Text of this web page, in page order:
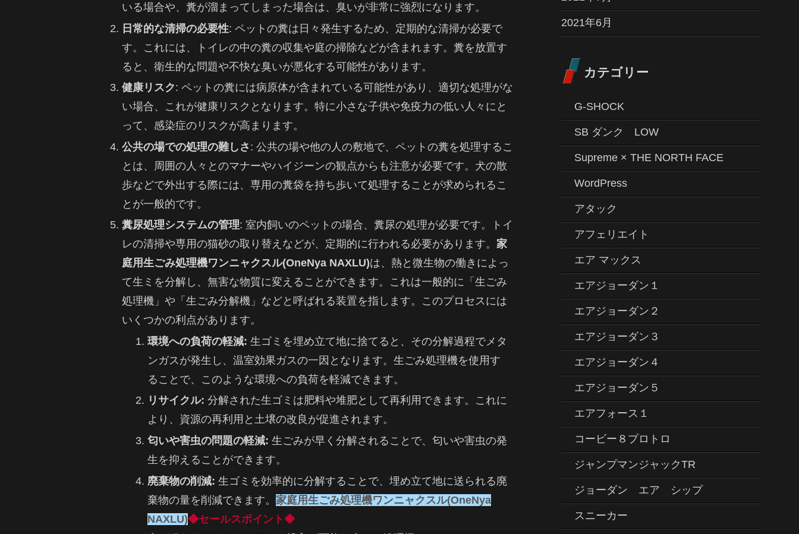
いる場合や、糞が溜まってしまった場合は、臭いが非常に強烈になります。
日常的な清掃の必要性: ペットの糞は日々発生するため、定期的な清掃が必要で
す。これには、トイレの中の糞の収集や庭の掃除などが含まれます。糞を放置す
ると、衛生的な問題や不快な臭いが悪化する可能性があります。
健康リスク: ペットの糞には病原体が含まれている可能性があり、適切な処理がな
い場合、これが健康リスクとなります。特に小さな子供や免疫力の低い人々にと
って、感染症のリスクが高まります。
公共の場での処理の難しさ : 公共の場や他の人の敷地で、ペットの糞を処理するこ
とは、周囲の人々とのマナーやハイジーンの観点からも注意が必要です。犬の散
歩などで外出する際には、専用の糞袋を持ち歩いて処理することが求められるこ
とが一般的です。
糞尿処理システムの管理: 室内飼いのペットの場合、糞尿の処理が必要です。トイ
レの清掃や専用の猫砂の取り替えなどが、定期的に行われる必要があります。 家
庭用生ごみ処理機ワンニャクスル(OneNya NAXLU)は、熱と微生物の働きによっ
て生ミを分解し、無害な物質に変えることができます。これは一般的に「生ごみ
処理機」や「生ごみ分解機」などと呼ばれる装置を指します。このプロセスには
いくつかの利点があります。
環境への負荷の軽減: 生ゴミを埋め立て地に捨てると、その分解過程でメタ
ンガスが発生し、温室効果ガスの一因となります。生ごみ処理機を使用す
ることで、このような環境への負荷を軽減できます。
リサイクル: 分解された生ゴミは肥料や堆肥として再利用できます。これに
より、資源の再利用と土壌の改良が促進されます。
匂いや害虫の問題の軽減: 生ごみが早く分解されることで、匂いや害虫の発
生を抑えることができます。
廃棄物の削減: 生ゴミを効率的に分解することで、埋め立て地に送られる廃
棄物の量を削減できます。家庭用生ごみ処理機ワンニャクスル(OneNya
NAXLU)◆セールスポイント◆
2021年6月
カテゴリー
G-SHOCK
SB ダンク LOW
Supreme × THE NORTH FACE
WordPress
アタック
アフェリエイト
エア マックス
エアジョーダン１
エアジョーダン２
エアジョーダン３
エアジョーダン４
エアジョーダン５
エアフォース１
コービー８プロトロ
ジャンプマンジャックTR
ジョーダン エア シップ
スニーカー